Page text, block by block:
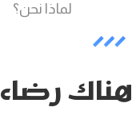
لماذا نحن؟
هناك رضاء ١٠٠٪